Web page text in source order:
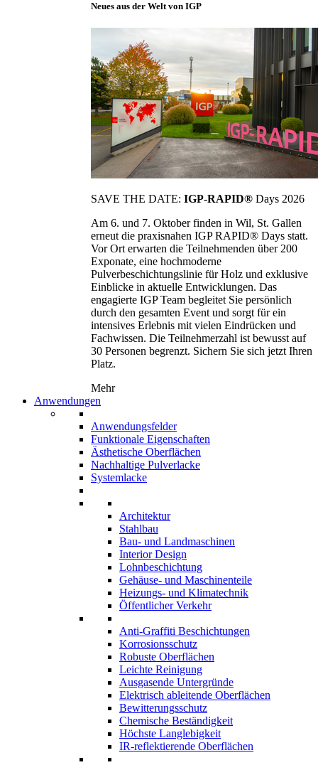
Neues aus der Welt von IGP
SAVE THE DATE: IGP-RAPID® Days 2026
Am 6. und 7. Oktober finden in Wil, St. Gallen
erneut die praxisnahen IGP RAPID® Days statt.
Vor Ort erwarten die Teilnehmenden über 200
Exponate, eine hochmoderne
Pulverbeschichtungslinie für Holz und exklusive
Einblicke in aktuelle Entwicklungen. Das
engagierte IGP Team begleitet Sie persönlich
durch den gesamten Event und sorgt für ein
intensives Erlebnis mit vielen Eindrücken und
Fachwissen. Die Teilnehmerzahl ist bewusst auf
30 Personen begrenzt. Sichern Sie sich jetzt Ihren
Platz.
Mehr
Anwendungen
Anwendungsfelder
Funktionale Eigenschaften
Ästhetische Oberflächen
Nachhaltige Pulverlacke
Systemlacke
Architektur
Stahlbau
Bau- und Landmaschinen
Interior Design
Lohnbeschichtung
Gehäuse- und Maschinenteile
Heizungs- und Klimatechnik
Öffentlicher Verkehr
Anti-Graffiti Beschichtungen
Korrosionsschutz
Robuste Oberflächen
Leichte Reinigung
Ausgasende Untergründe
Elektrisch ableitende Oberflächen
Bewitterungsschutz
Chemische Beständigkeit
Höchste Langlebigkeit
IR-reflektierende Oberflächen